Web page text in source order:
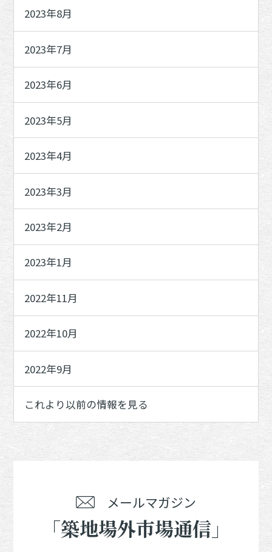
2023年8月
2023年7月
2023年6月
2023年5月
2023年4月
2023年3月
2023年2月
2023年1月
2022年11月
2022年10月
2022年9月
これより以前の情報を見る
メールマガジン
「築地場外市場通信」